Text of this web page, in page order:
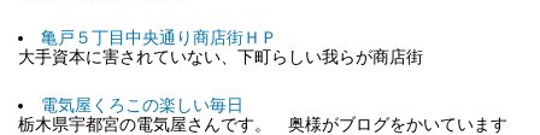
亀戸５丁目中央通り商店街ＨＰ
大手資本に害されていない、下町らしい我らが商店街
電気屋くろこの楽しい毎日
栃木県宇都宮の電気屋さんです。 奥様がブログをかいています